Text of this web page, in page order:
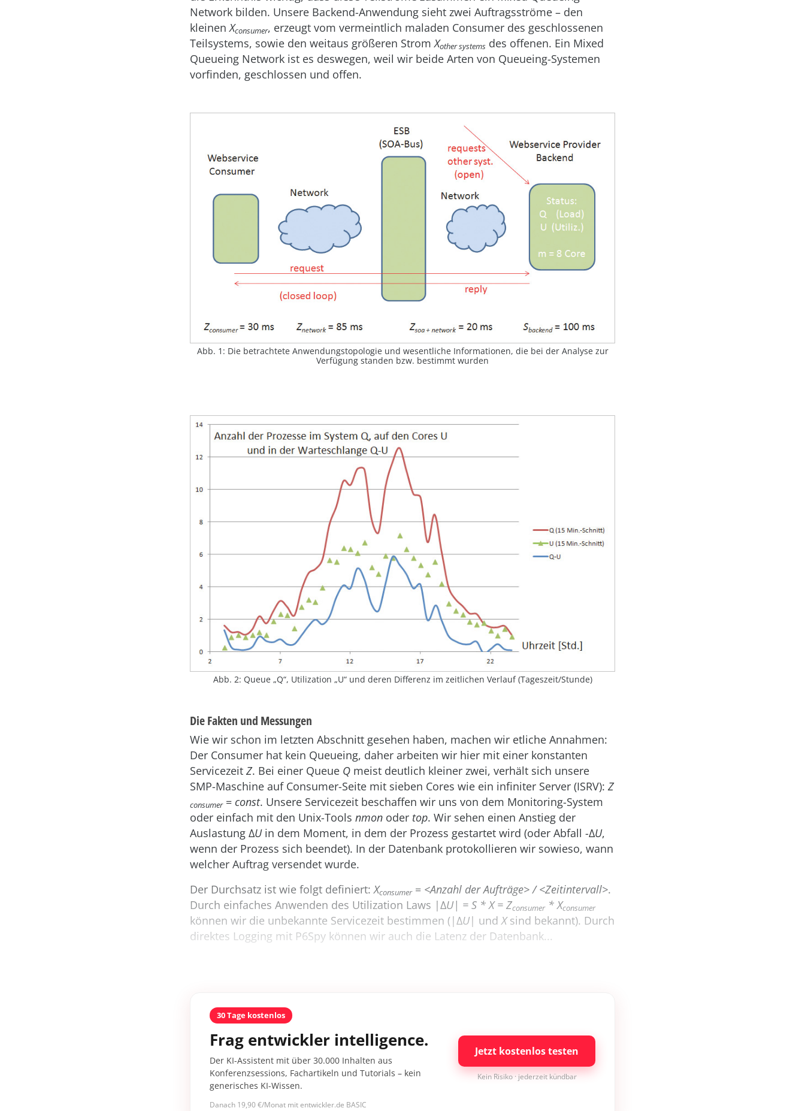
Network bilden. Unsere Backend-Anwendung sieht zwei Auftragsströme – den
kleinenXconsumer, erzeugt vom vermeintlich maladen Consumer des geschlossenen
Teilsystems, sowie den weitaus größeren StromXother systems des offenen. Ein Mixed
Queueing Network ist es deswegen, weil wir beide Arten von Queueing-Systemen
vorfinden, geschlossen und offen.
Abb. 1: Die betrachtete Anwendungstopologie und wesentliche Informationen, die bei der Analyse zur
Verfügung standen bzw. bestimmt wurden
Abb. 2: Queue „Q“, Utilization „U“ und deren Differenz im zeitlichen Verlauf (Tageszeit/Stunde)
Die Fakten und Messungen
Wie wir schon im letzten Abschnitt gesehen haben, machen wir etliche Annahmen:
Der Consumer hat kein Queueing, daher arbeiten wir hier mit einer konstanten
Servicezeit Z. Bei einer Queue Q meist deutlich kleiner zwei, verhält sich unsere
SMP-Maschine auf Consumer-Seite mit sieben Cores wie ein infiniter Server (ISRV): Z
consumer= const. Unsere Servicezeit beschaffen wir uns von dem Monitoring-System
oder einfach mit den Unix-Tools nmon oder top. Wir sehen einen Anstieg der
Auslastung ΔUin dem Moment, in dem der Prozess gestartet wird (oder Abfall -ΔU,
wenn der Prozess sich beendet). In der Datenbank protokollieren wir sowieso, wann
welcher Auftrag versendet wurde.
Der Durchsatz ist wie folgt definiert: Xconsumer= <Anzahl der Aufträge> / <Zeitintervall>.
Durch einfaches Anwenden des Utilization Laws |ΔU| = S * X = Zconsumer* Xconsumer
können wir die unbekannte Servicezeit bestimmen (|ΔU| und Xsind bekannt). Durch
direktes Logging mit P6Spy können wir auch die Latenz der Datenbank...
30 Tage kostenlos
Frag entwickler intelligence.
Der KI-Assistent mit über 30.000 Inhalten aus
Konferenzsessions, Fachartikeln und Tutorials – kein
generisches KI-Wissen.
Danach 19,90 €/Monat mit entwickler.de BASIC
Jetzt kostenlos testen
Kein Risiko · jederzeit kündbar